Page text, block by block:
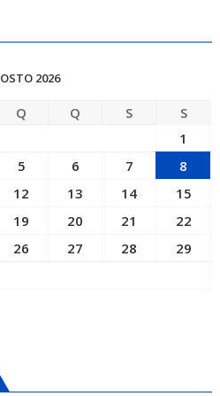
2026
Q Q S
S
1
5 6 7
8
12 13 14
15
19 20 21
22
26 27 28
29